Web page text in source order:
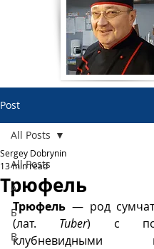
Post
All Posts
А
Б
В
All Posts
Трюфель
Sergey Dobrynin
13 min read
Трюфель — род
(лат. Tuber) с
клубневидными